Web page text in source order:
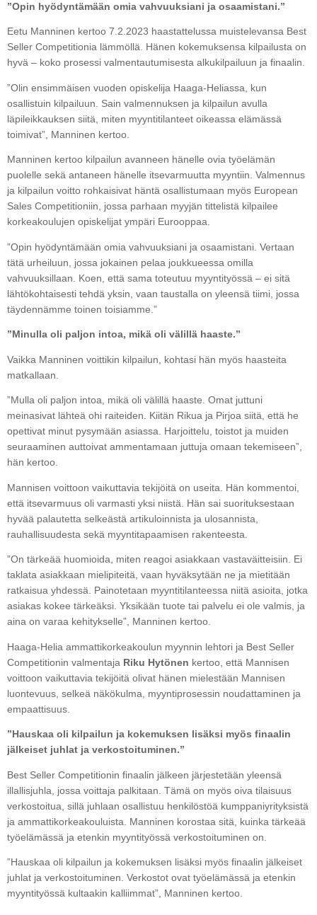
”Opin hyödyntämään omia vahvuuksiani ja osaamistani.”
Eetu Manninen kertoo 7.2.2023 haastattelussa muistelevansa Best
Seller Competitionia lämmöllä. Hänen kokemuksensa kilpailusta on
hyvä – koko prosessi valmentautumisesta alkukilpailuun ja finaalin.
”Olin ensimmäisen vuoden opiskelija Haaga-Heliassa, kun
osallistuin kilpailuun. Sain valmennuksen ja kilpailun avulla
läpileikkauksen siitä, miten myyntitilanteet oikeassa elämässä
toimivat”, Manninen kertoo.
Manninen kertoo kilpailun avanneen hänelle ovia työelämän
puolelle sekä antaneen hänelle itsevarmuutta myyntiin. Valmennus
ja kilpailun voitto rohkaisivat häntä osallistumaan myös European
Sales Competitioniin, jossa parhaan myyjän tittelistä kilpailee
korkeakoulujen opiskelijat ympäri Eurooppaa.
”Opin hyödyntämään omia vahvuuksiani ja osaamistani. Vertaan
tätä urheiluun, jossa jokainen pelaa joukkueessa omilla
vahvuuksillaan. Koen, että sama toteutuu myyntityössä – ei sitä
lähtökohtaisesti tehdä yksin, vaan taustalla on yleensä tiimi, jossa
täydennämme toinen toisiamme.”
”Minulla oli paljon intoa, mikä oli välillä haaste.”
Vaikka Manninen voittikin kilpailun, kohtasi hän myös haasteita
matkallaan.
”Mulla oli paljon intoa, mikä oli välillä haaste. Omat juttuni
meinasivat lähteä ohi raiteiden. Kiitän Rikua ja Pirjoa siitä, että he
opettivat minut pysymään asiassa. Harjoittelu, toistot ja muiden
seuraaminen auttoivat ammentamaan juttuja omaan tekemiseen”,
hän kertoo.
Mannisen voittoon vaikuttavia tekijöitä on useita. Hän kommentoi,
että itsevarmuus oli varmasti yksi niistä. Hän sai suorituksestaan
hyvää palautetta selkeästä artikuloinnista ja ulosannista,
rauhallisuudesta sekä myyntitapaamisen rakenteesta.
”On tärkeää huomioida, miten reagoi asiakkaan vastaväitteisiin. Ei
taklata asiakkaan mielipiteitä, vaan hyväksytään ne ja mietitään
ratkaisua yhdessä. Painotetaan myyntitilanteessa niitä asioita, jotka
asiakas kokee tärkeäksi. Yksikään tuote tai palvelu ei ole valmis, ja
aina on varaa kehitykselle”, Manninen kertoo.
Haaga-Helia ammattikorkeakoulun myynnin lehtori ja Best Seller
Competitionin valmentaja Riku Hytönen kertoo, että Mannisen
voittoon vaikuttavia tekijöitä olivat hänen mielestään Mannisen
luontevuus, selkeä näkökulma, myyntiprosessin noudattaminen ja
empaattisuus.
”Hauskaa oli kilpailun ja kokemuksen lisäksi myös finaalin
jälkeiset juhlat ja verkostoituminen.”
Best Seller Competitionin finaalin jälkeen järjestetään yleensä
illallisjuhla, jossa voittaja palkitaan. Tämä on myös oiva tilaisuus
verkostoitua, sillä juhlaan osallistuu henkilöstöä kumppaniyrityksistä
ja ammattikorkeakouluista. Manninen korostaa sitä, kuinka tärkeää
työelämässä ja etenkin myyntityössä verkostoituminen on.
”Hauskaa oli kilpailun ja kokemuksen lisäksi myös finaalin jälkeiset
juhlat ja verkostoituminen. Verkostot ovat työelämässä ja etenkin
myyntityössä kultaakin kalliimmat”, Manninen kertoo.